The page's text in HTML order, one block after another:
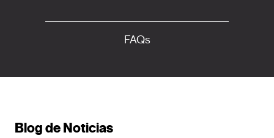
FAQs
Blog de Noticias